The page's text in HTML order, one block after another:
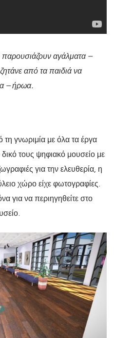
αγάλματα –
από τα παιδιά να
– ήρωα.
τη γνωριμία με όλα τα έργα
τους ψηφιακό μουσείο με
για την ελευθερία, η
χώρο είχε φωτογραφίες.
για να περιηγηθείτε στο